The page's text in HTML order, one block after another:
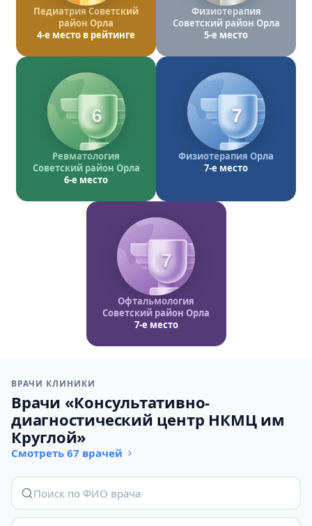
Педиатрия Советский
район Орла
4-е место в рейтинге
Физиотерапия
Советский район Орла
5-е место
6
Ревматология
Советский район Орла
6-е место
7
Физиотерапия Орла
7-е место
7
Офтальмология
Советский район Орла
7-е место
ВРАЧИ КЛИНИКИ
Врачи «Консультативно-
диагностический центр НКМЦ им
Круглой»
Смотреть 67 врачей